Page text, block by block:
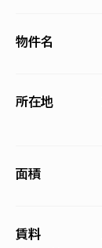
物件名
所在地
面積
賃料